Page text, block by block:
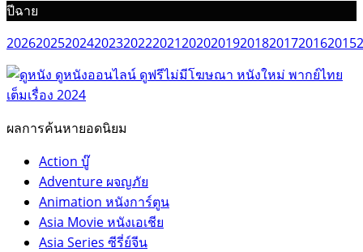
ปีฉาย
202620252024202320222021202020192018201720162015
ผลการค้นหายอดนิยม
Action บู๊
Adventure ผจญภัย
Animation หนังการ์ตูน
Asia Movie หนังเอเชีย
Asia Series ซีรี่ย์จีน